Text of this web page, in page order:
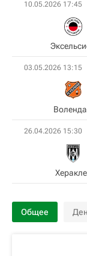
10.05.2026 17:45
03.05.2026 13:15
26.04.2026 15:30
Общее